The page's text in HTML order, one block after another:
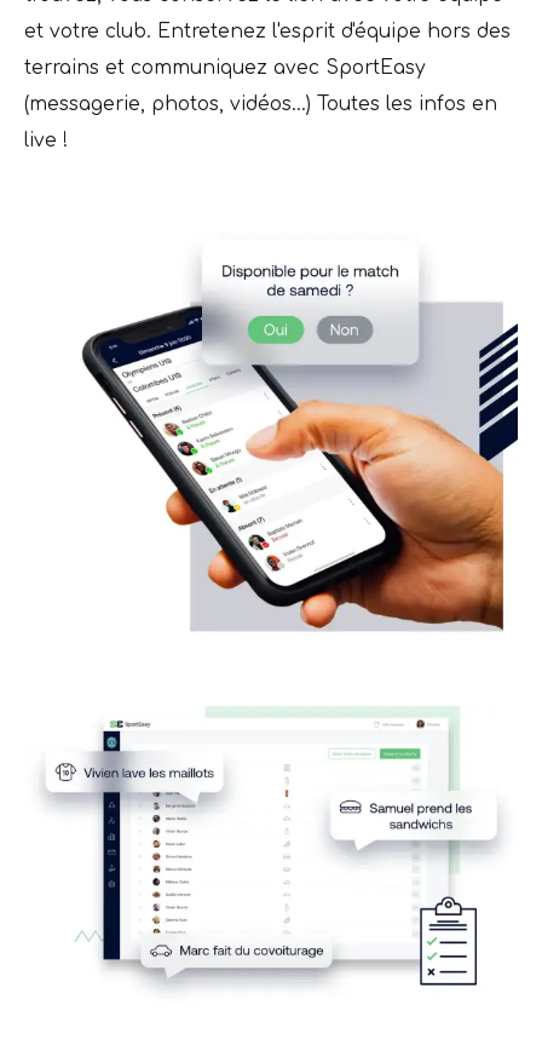
et votre club. Entretenez l'esprit d'équipe hors des
terrains et communiquez avec SportEasy
(messagerie, photos, vidéos...) Toutes les infos en
live !